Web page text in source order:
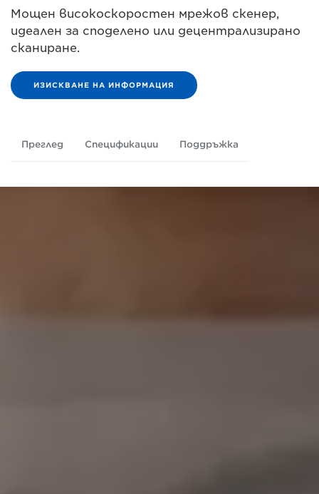
Мощен високоскоростен мрежов скенер,
идеален за споделено или децентрализирано
сканиране.
ИЗИСКВАНЕ НА ИНФОРМАЦИЯ
Преглед Спецификации Поддръжка